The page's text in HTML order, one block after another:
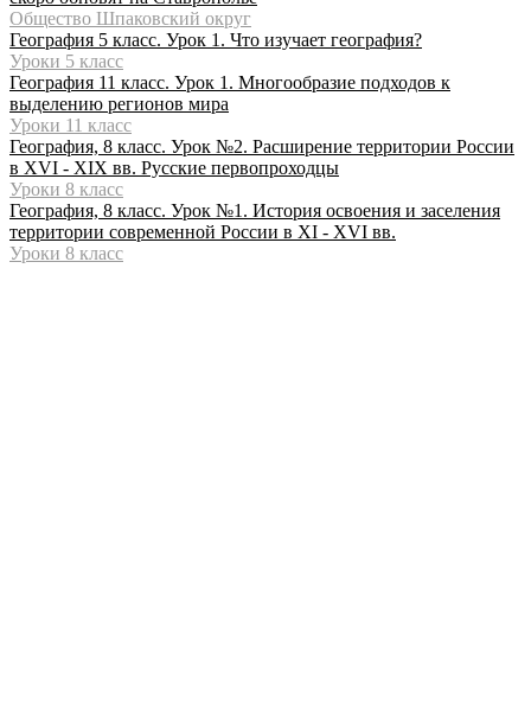
Общество Шпаковский округ
География 5 класс. Урок 1. Что изучает география?
Уроки 5 класс
География 11 класс. Урок 1. Многообразие подходов к
выделению регионов мира
Уроки 11 класс
География, 8 класс. Урок №2. Расширение территории России
в XVI - XIX вв. Русские первопроходцы
Уроки 8 класс
География, 8 класс. Урок №1. История освоения и заселения
территории современной России в XI - XVI вв.
Уроки 8 класс